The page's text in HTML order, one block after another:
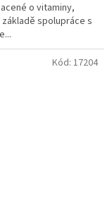
o vitaminy,
spolupráce s
Kód: 17204